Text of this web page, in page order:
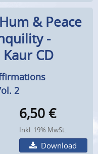
Info Sprachen
& Peace
-
CD
2
6,50 €
Inkl. 19% MwSt.
Download